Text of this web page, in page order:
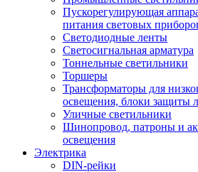
Пускорегулирующая
питания световых
Светодиодные ленты
Светосигнальная арматура
Тоннельные светильники
Торшеры
Трансформаторы для
освещения, блоки защиты
Уличные светильники
Шинопровод, патроны и
освещения
Электрика
DIN-рейки